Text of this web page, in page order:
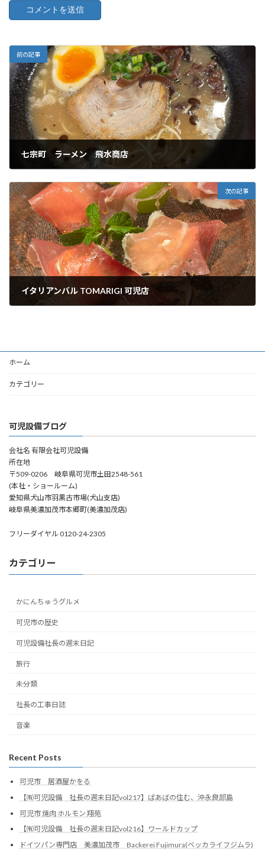
前の記事
七宗町 ラーメン 飛水商店
次の記事
イタリアンバル TOMARIGI 可児店
ホーム
カテゴリー
可児設備ブログ
会社名 有限会社可児設備
所在地
〒509-0206 岐阜県可児市土田2548-561
(本社・ショールーム)
愛知県犬山市羽黒古市場(犬山支店)
岐阜県美濃加茂市本郷町(美濃加茂店)
フリーダイヤル 0120-24-2305
カテゴリー
かにんちゅうグルメ
可児市の歴史
可児設備社長の週末日記
旅行
未分類
社長の工事日誌
音楽
Recent Posts
可児市 居酒屋かをる
【㈲可児設備 社長の週末日記vol217】ばあばの住む、沖永良部島
可児市 焼肉 ホルモン 翔苑
【㈲可児設備 社長の週末日記vol216】ワールドカップ
ドイツパン専門店 美濃加茂市 Backerei Fujimura(ベッカライフジムラ)